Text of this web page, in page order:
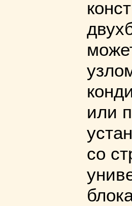
или
со